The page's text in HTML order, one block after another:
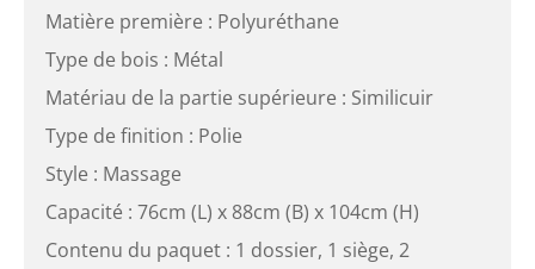
Matière première : Polyuréthane
Type de bois : Métal
Matériau de la partie supérieure : Similicuir
Type de finition : Polie
Style : Massage
Capacité : 76cm (L) x 88cm (B) x 104cm (H)
Contenu du paquet : 1 dossier, 1 siège, 2